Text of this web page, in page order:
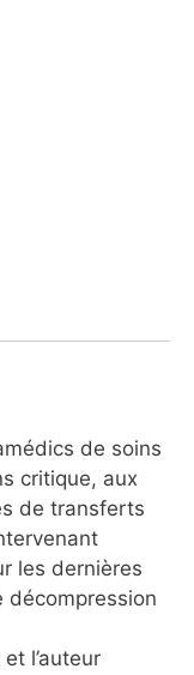
de soins
critique, aux
de transferts
les dernières
décompression
l’auteur